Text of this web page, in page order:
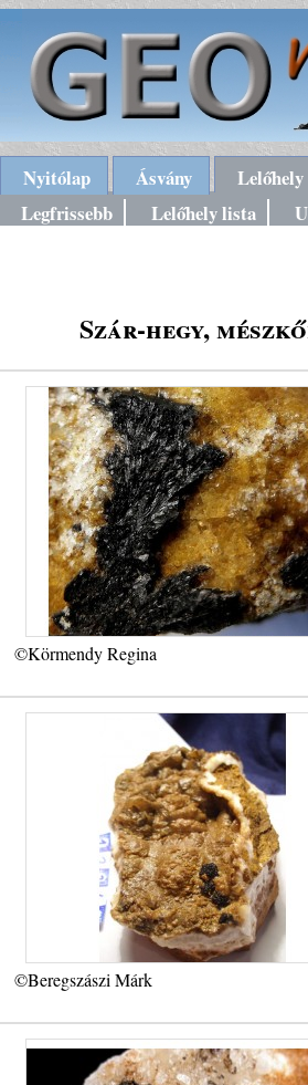
Nyitólap Ásvány Lelőhely
Legfrissebb
Lelőhely lista
Szár-hegy,
©Körmendy Regina
©Beregszászi Márk